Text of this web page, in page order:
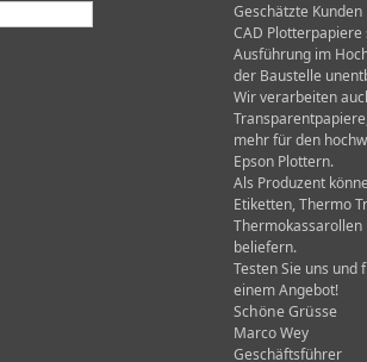
Geschätzte Kunden
CAD
Ausführung im
der Baustelle
Wir verarbeiten
mehr für den
Epson Plottern.
Als Produzent
Etiketten, Thermo
Thermokassarollen
beliefern.
Testen Sie uns und
einem Angebot!
Schöne Grüsse
Marco Wey
Geschäftsführer